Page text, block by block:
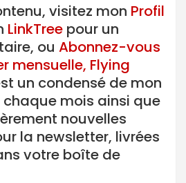
visitez mon Profil
LinkTree pour un
ou Abonnez-vous
mensuelle, Flying
un condensé de mon
mois ainsi que
nouvelles
la newsletter, livrées
votre boîte de